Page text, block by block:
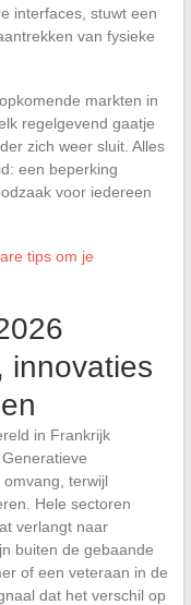
interfaces, stuwt een
van fysieke
markten in
regelgevend gaatje
zich weer sluit. Alles
een beperking
voor iedereen
tips om je
innovaties
in Frankrijk
terwijl
Hele sectoren
verlangt naar
buiten de gebaande
of een veteraan in de
dat het verschil op